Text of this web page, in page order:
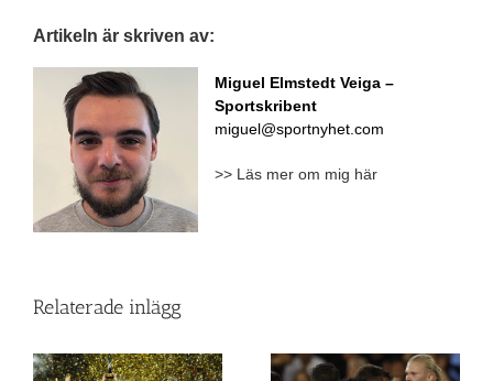
Artikeln är skriven av:
Miguel Elmstedt Veiga –
Sportskribent
miguel@sportnyhet.com
>> Läs mer om mig här
Relaterade inlägg